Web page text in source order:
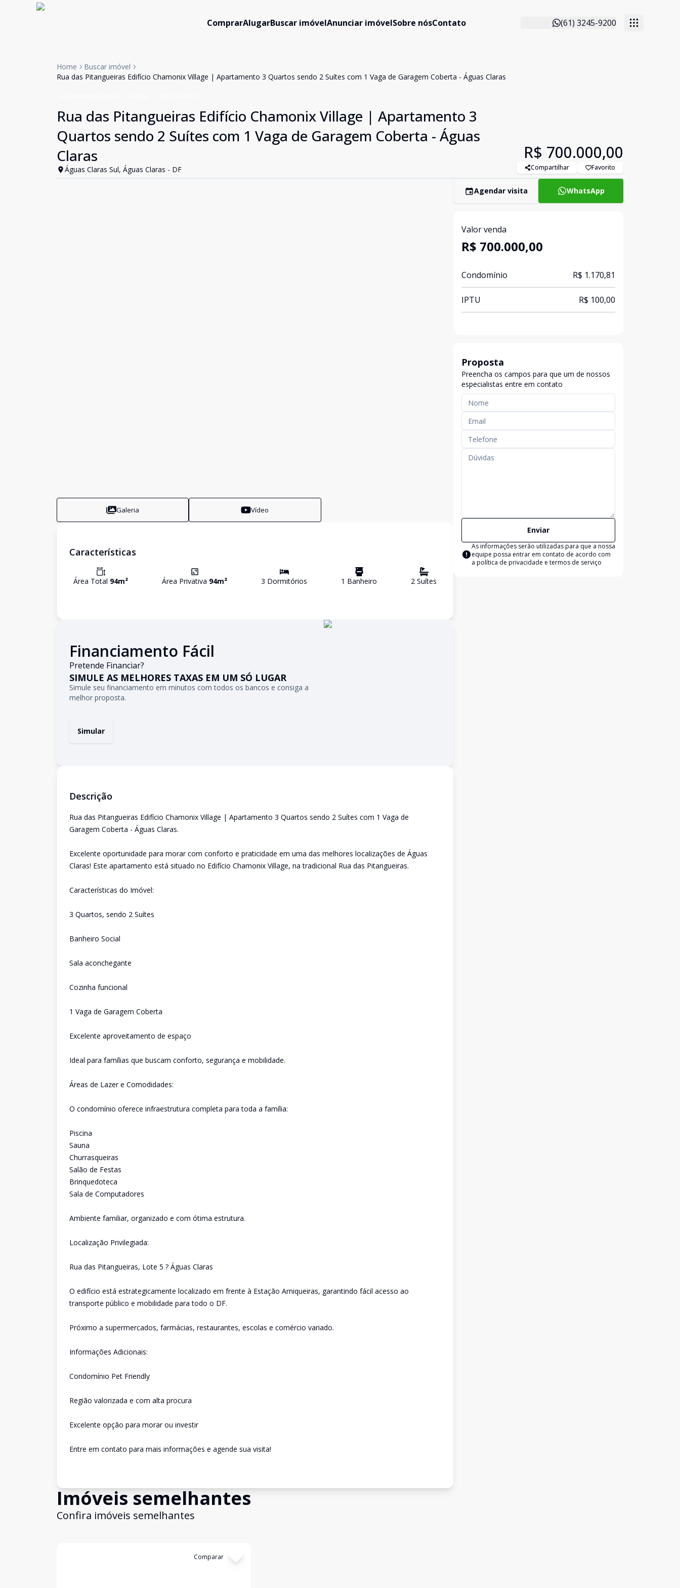
ComprarAlugarBuscar imóvelAnunciar imóvelSobre nósContato (61) 3245-9200
Home
Buscar imóvel
Rua das Pitangueiras Edifício Chamonix Village | Apartamento 3 Quartos sendo 2 Suítes com 1 Vaga de Garagem Coberta - Águas Claras
Rua das Pitangueiras Edifício Chamonix Village | Apartamento 3
Quartos sendo 2 Suítes com 1 Vaga de Garagem Coberta - Águas
Claras
Águas Claras Sul, Águas Claras - DF
R$ 700.000,00
Compartilhar Favorito
Galeria Vídeo
Características
Área Total 94m² Área Privativa 94m² 3 Dormitórios 1 Banheiro 2 Suítes
Financiamento Fácil
Pretende Financiar?
SIMULE AS MELHORES TAXAS EM UM SÓ LUGAR
Simule seu financiamento em minutos com todos os bancos e consiga a
melhor proposta.
Simular
Descrição
Rua das Pitangueiras Edifício Chamonix Village | Apartamento 3 Quartos sendo 2 Suítes com 1 Vaga de
Garagem Coberta - Águas Claras.
Excelente oportunidade para morar com conforto e praticidade em uma das melhores localizações de Águas
Claras! Este apartamento está situado no Edifício Chamonix Village, na tradicional Rua das Pitangueiras.
Características do Imóvel:
3 Quartos, sendo 2 Suítes
Banheiro Social
Sala aconchegante
Cozinha funcional
1 Vaga de Garagem Coberta
Excelente aproveitamento de espaço
Ideal para famílias que buscam conforto, segurança e mobilidade.
Áreas de Lazer e Comodidades:
O condomínio oferece infraestrutura completa para toda a família:
Piscina
Sauna
Churrasqueiras
Salão de Festas
Brinquedoteca
Sala de Computadores
Ambiente familiar, organizado e com ótima estrutura.
Localização Privilegiada:
Rua das Pitangueiras, Lote 5 ? Águas Claras
O edifício está estrategicamente localizado em frente à Estação Arniqueiras, garantindo fácil acesso ao
transporte público e mobilidade para todo o DF.
Próximo a supermercados, farmácias, restaurantes, escolas e comércio variado.
Informações Adicionais:
Condomínio Pet Friendly
Região valorizada e com alta procura
Excelente opção para morar ou investir
Entre em contato para mais informações e agende sua visita!
Imóveis semelhantes
Confira imóveis semelhantes
Comparar
Agendar visita WhatsApp
Valor venda
R$ 700.000,00
Condomínio R$ 1.170,81
IPTU R$ 100,00
Proposta
Preencha os campos para que um de nossos
especialistas entre em contato
Enviar
As informações serão utilizadas para que a nossa
equipe possa entrar em contato de acordo com
a política de privacidade e termos de serviço